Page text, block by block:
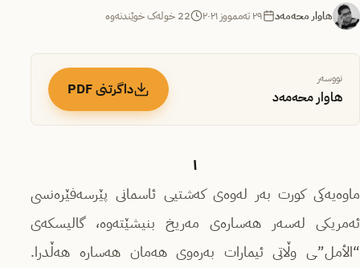
هاوار محەمەد ٢٩ تەممووز ٢٠٢١ 22 خولەک خوێندنەوە
نووسەر
هاوار محەمەد داگرتنی PDF
١
ماوەیەكى كورت بەر لەوەى كەشتیى ئاسمانى پێرسەفێرەنسى
ئەمریكى لەسەر هەسارەى مەریخ بنیشێتەوە، گالیسكەى
“الأمل”ـى وڵاتى ئیمارات بەرەوى هەمان هەسارە هەڵدرا.